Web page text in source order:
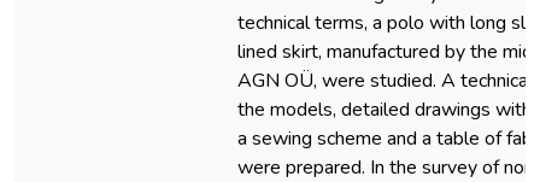
technical terms, a polo with long
lined skirt, manufactured by the
AGN OÜ, were studied. A
the models, detailed drawings with
a sewing scheme and a table of
were prepared. In the survey of